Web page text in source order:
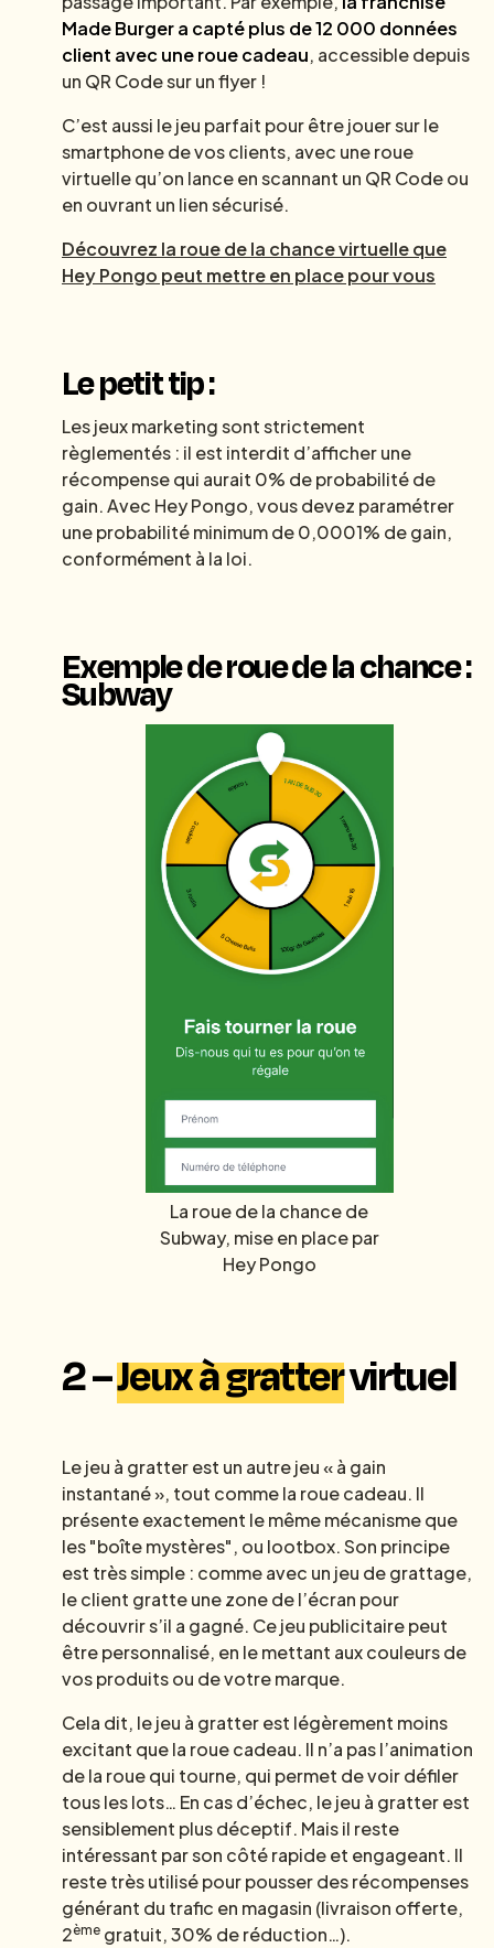
Made Burger a capté plus de 12 000 données
client avec une roue cadeau, accessible depuis
un QR Code sur un flyer !
C’est aussi le jeu parfait pour être jouer sur le
smartphone de vos clients, avec une roue
virtuelle qu’on lance en scannant un QR Code ou
en ouvrant un lien sécurisé.
Découvrez la roue de la chance virtuelle que
Hey Pongo peut mettre en place pour vous
Le petit tip :
Les jeux marketing sont strictement
règlementés : il est interdit d’afficher une
récompense qui aurait 0% de probabilité de
gain. Avec Hey Pongo, vous devez paramétrer
une probabilité minimum de 0,0001% de gain,
conformément à la loi.
Exemple de roue de la chance :
Subway
La roue de la chance de
Subway, mise en place par
Hey Pongo
2 –Jeux à grattervirtuel
Le jeu à gratter est un autre jeu « à gain
instantané », tout comme la roue cadeau. Il
présente exactement le même mécanisme que
les "boîte mystères", ou lootbox. Son principe
est très simple : comme avec un jeu de grattage,
le client gratte une zone de l’écran pour
découvrir s’il a gagné. Ce jeu publicitaire peut
être personnalisé, en le mettant aux couleurs de
vos produits ou de votre marque.
Cela dit, le jeu à gratter est légèrement moins
excitant que la roue cadeau. Il n’a pas l’animation
de la roue qui tourne, qui permet de voir défiler
tous les lots… En cas d’échec, le jeu à gratter est
sensiblement plus déceptif. Mais il reste
intéressant par son côté rapide et engageant. Il
reste très utilisé pour pousser des récompenses
générant du trafic en magasin (livraison offerte,
2ème gratuit, 30% de réduction…).